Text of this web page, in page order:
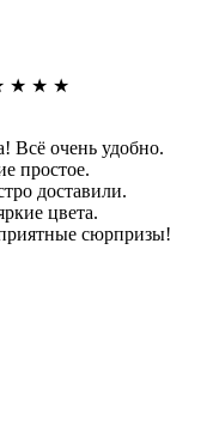
★ ★ ★
Всё очень удобно.
простое.
доставили.
цвета.
сюрпризы!